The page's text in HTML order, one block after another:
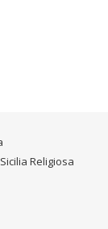
Sicilia Religiosa